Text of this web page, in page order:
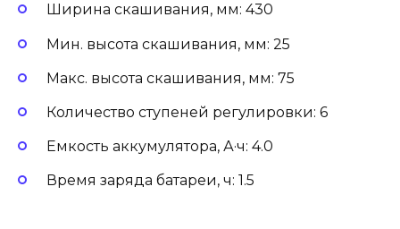
Ширина скашивания, мм: 430
Мин. высота скашивания, мм: 25
Макс. высота скашивания, мм: 75
Количество ступеней регулировки: 6
Емкость аккумулятора, А·ч: 4.0
Время заряда батареи, ч: 1.5